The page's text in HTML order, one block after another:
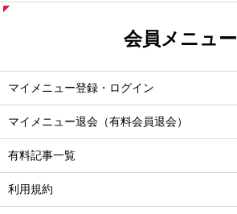
会員メニュー
マイメニュー登録・ログイン
マイメニュー退会（有料会員退会）
有料記事一覧
利用規約